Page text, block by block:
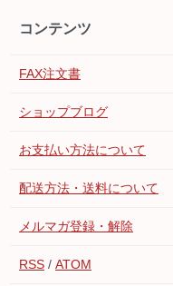
コンテンツ
FAX注文書
ショップブログ
お支払い方法について
配送方法・送料について
メルマガ登録・解除
RSS / ATOM